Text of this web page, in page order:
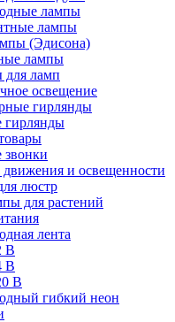
лампы
лампы
(Эдисона)
лампы
для ламп
освещение
гирлянды
гирлянды
звонки
движения и освещенности
люстр
для растений
лента
В
В
В
гибкий неон